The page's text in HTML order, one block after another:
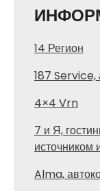
14 Регион
187 Service,
4×4 Vrn
7 и Я,
источником
Alma,